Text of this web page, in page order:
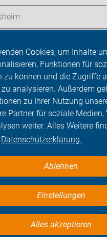
Cookies, um Inhalte
Funktionen für
zu können und die Zugriffe
analysieren. Außerdem
zu Ihrer Nutzung
Partner für soziale Medien,
weiter. Alles Weitere
Datenschutzerklärung.
Ablehnen
Einstellungen
Alles akzeptieren
in Kontakt